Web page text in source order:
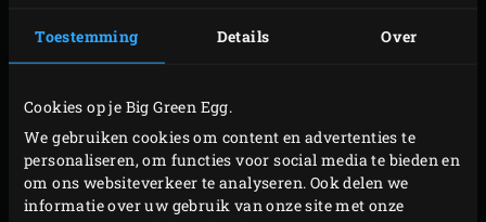
Toestemming Details Over
Cookies op je Big Green Egg.
We gebruiken cookies om content en advertenties te
personaliseren, om functies voor social media te bieden en
om ons websiteverkeer te analyseren. Ook delen we
informatie over uw gebruik van onze site met onze